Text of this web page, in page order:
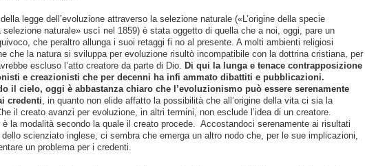
legge dell’evoluzione attraverso la selezione naturale («L’origine della specie
selezione naturale» uscì nel 1859) è stata oggetto di quella che a noi, oggi, pare un
che peraltro allunga i suoi retaggi fi no al presente. A molti ambienti religiosi
che la natura si sviluppa per evoluzione risultò incompatibile con la dottrina cristiana, per
escluso l’atto creatore da parte di Dio. Di qui la lunga e tenace contrapposizione
e creazionisti che per decenni ha infi ammato dibattiti e pubblicazioni.
il cielo, oggi è abbastanza chiaro che l’evoluzionismo può essere serenamente
credenti, in quanto non elide affatto la possibilità che all’origine della vita ci sia la
il creato avanzi per evoluzione, in altri termini, non esclude l’idea di un creatore.
è la modalità secondo la quale il creato procede. Accostandoci serenamente ai risultati
scienziato inglese, ci sembra che emerga un altro nodo che, per le sue implicazioni,
un problema per i credenti.